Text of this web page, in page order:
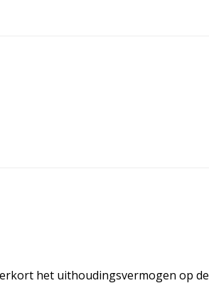
het uithoudingsvermogen op de